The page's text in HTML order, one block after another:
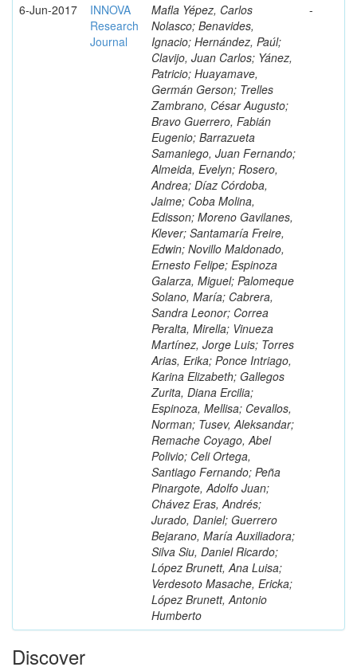
6-Jun-2017
INNOVA
Research
Journal
Mafla Yépez, Carlos
Nolasco; Benavides,
Ignacio; Hernández, Paúl;
Clavijo, Juan Carlos; Yánez,
Patricio; Huayamave,
Germán Gerson; Trelles
Zambrano, César Augusto;
Bravo Guerrero, Fabián
Eugenio; Barrazueta
Samaniego, Juan Fernando;
Almeida, Evelyn; Rosero,
Andrea; Díaz Córdoba,
Jaime; Coba Molina,
Edisson; Moreno Gavilanes,
Klever; Santamaría Freire,
Edwin; Novillo Maldonado,
Ernesto Felipe; Espinoza
Galarza, Miguel; Palomeque
Solano, María; Cabrera,
Sandra Leonor; Correa
Peralta, Mirella; Vinueza
Martínez, Jorge Luis; Torres
Arias, Erika; Ponce Intriago,
Karina Elizabeth; Gallegos
Zurita, Diana Ercilia;
Espinoza, Mellisa; Cevallos,
Norman; Tusev, Aleksandar;
Remache Coyago, Abel
Polivio; Celi Ortega,
Santiago Fernando; Peña
Pinargote, Adolfo Juan;
Chávez Eras, Andrés;
Jurado, Daniel; Guerrero
Bejarano, María Auxiliadora;
Silva Siu, Daniel Ricardo;
López Brunett, Ana Luisa;
Verdesoto Masache, Ericka;
López Brunett, Antonio
Humberto
-
Discover